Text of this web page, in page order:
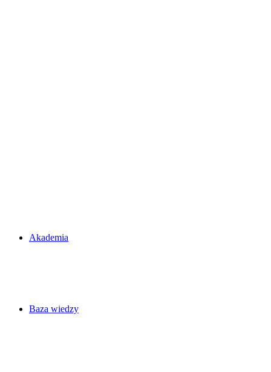
Akademia
Baza wiedzy